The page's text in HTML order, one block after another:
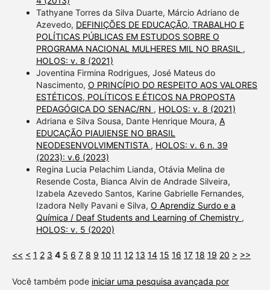
Tathyane Torres da Silva Duarte, Márcio Adriano de
Azevedo, DEFINIÇÕES DE EDUCAÇÃO, TRABALHO E
POLÍTICAS PÚBLICAS EM ESTUDOS SOBRE O
PROGRAMA NACIONAL MULHERES MIL NO BRASIL ,
HOLOS: v. 8 (2021)
Joventina Firmina Rodrigues, José Mateus do
Nascimento, O PRINCÍPIO DO RESPEITO AOS VALORES
ESTÉTICOS, POLÍTICOS E ÉTICOS NA PROPOSTA
PEDAGÓGICA DO SENAC/RN , HOLOS: v. 8 (2021)
Adriana e Silva Sousa, Dante Henrique Moura, A
EDUCAÇÃO PIAUIENSE NO BRASIL
NEODESENVOLVIMENTISTA , HOLOS: v. 6 n. 39
(2023): v.6 (2023)
Regina Lucia Pelachim Lianda, Otávia Melina de
Resende Costa, Bianca Alvin de Andrade Silveira,
Izabela Azevedo Santos, Karine Gabrielle Fernandes,
Izadora Nelly Pavani e Silva, O Aprendiz Surdo e a
Química / Deaf Students and Learning of Chemistry ,
HOLOS: v. 5 (2020)
<< < 1 2 3 4 5 6 7 8 9 10 11 12 13 14 15 16 17 18 19 20 > >>
Você também pode iniciar uma pesquisa avançada por